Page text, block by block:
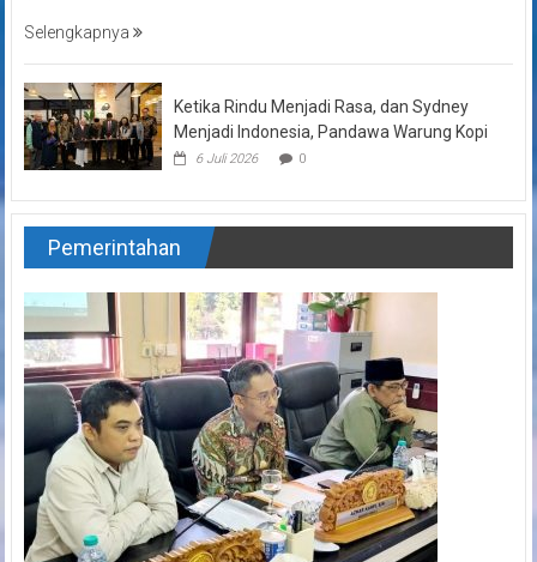
Selengkapnya
Ketika Rindu Menjadi Rasa, dan Sydney
Menjadi Indonesia, Pandawa Warung Kopi
6 Juli 2026 0
Pemerintahan